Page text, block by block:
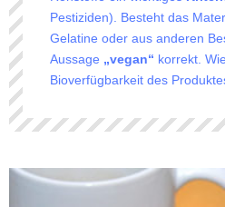
Pestiziden). Besteht das
Gelatine oder aus anderen
Aussage „vegan“ korrekt.
Bioverfügbarkeit des